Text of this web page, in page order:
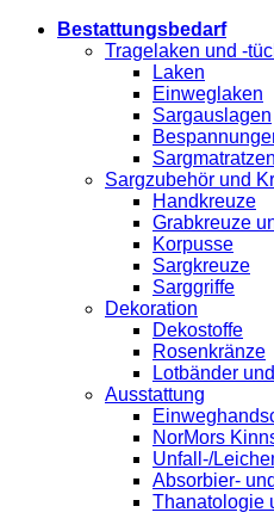
Bestattungsbedarf
Tragelaken und -
Laken
Einweglaken
Sargauslagen
Sargzubehör und
Handkreuze
Grabkreuze
Korpusse
Sargkreuze
Sarggriffe
Dekoration
Dekostoffe
Rosenkränze
Lotbänder
Ausstattung
NorMors
Unfall-/
Absorbier-
Thanatologie